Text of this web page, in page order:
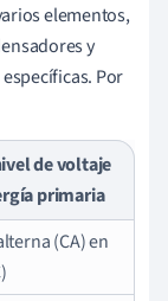
elementos,
y
Por
de voltaje
primaria
(CA) en